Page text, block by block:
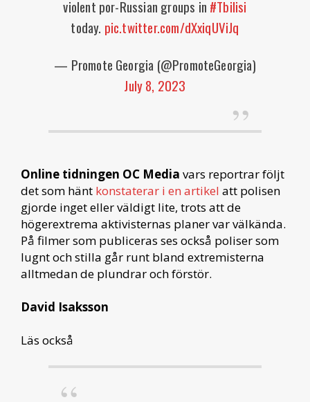
violent por-Russian groups in #Tbilisi
today. pic.twitter.com/dXxiqUViJq
— Promote Georgia (@PromoteGeorgia)
July 8, 2023
Online tidningen OC Media vars reportrar följt
det som hänt konstaterar i en artikel att polisen
gjorde inget eller väldigt lite, trots att de
högerextrema aktivisternas planer var välkända.
På filmer som publiceras ses också poliser som
lugnt och stilla går runt bland extremisterna
alltmedan de plundrar och förstör.
David Isaksson
Läs också